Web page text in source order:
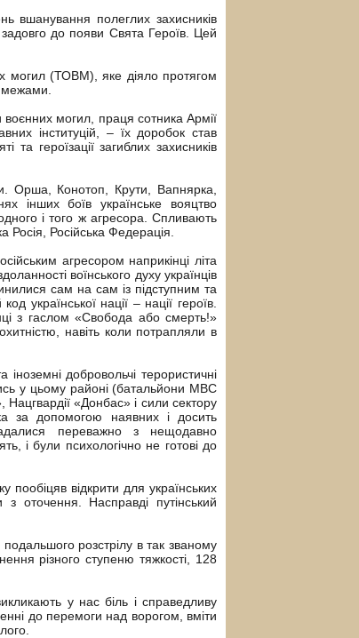
вшанування полеглих захисників
до появи Свята Героїв. Цей
могил (ТОВМ), яке діяло протягом
межами.
воєнних могил, праця сотника Армії
інституцій, – їх доробок став
героїзації загиблих захисників
Орша, Конотоп, Крути, Вапнярка,
інших боїв українське вояцтво
і того ж агресора. Спливають
Росія, Російська Федерація.
агресором наприкінці літа
воїнського духу українців
сам на сам із підступним та
української нації – нації героїв.
з гаслом «Свобода або смерть!»
навіть коли потрапляли в
добровольчі терористичні
у цьому районі (батальйони МВС
«Донбас» і сили сектору
за допомогою наявних і досить
переважно з нещодавно
і були психологічно не готові до
відкрити для українських
оточення. Насправді путінський
розстрілу в так званому
різного ступеню тяжкості, 128
у нас біль і справедливу
до перемоги над ворогом, вміти